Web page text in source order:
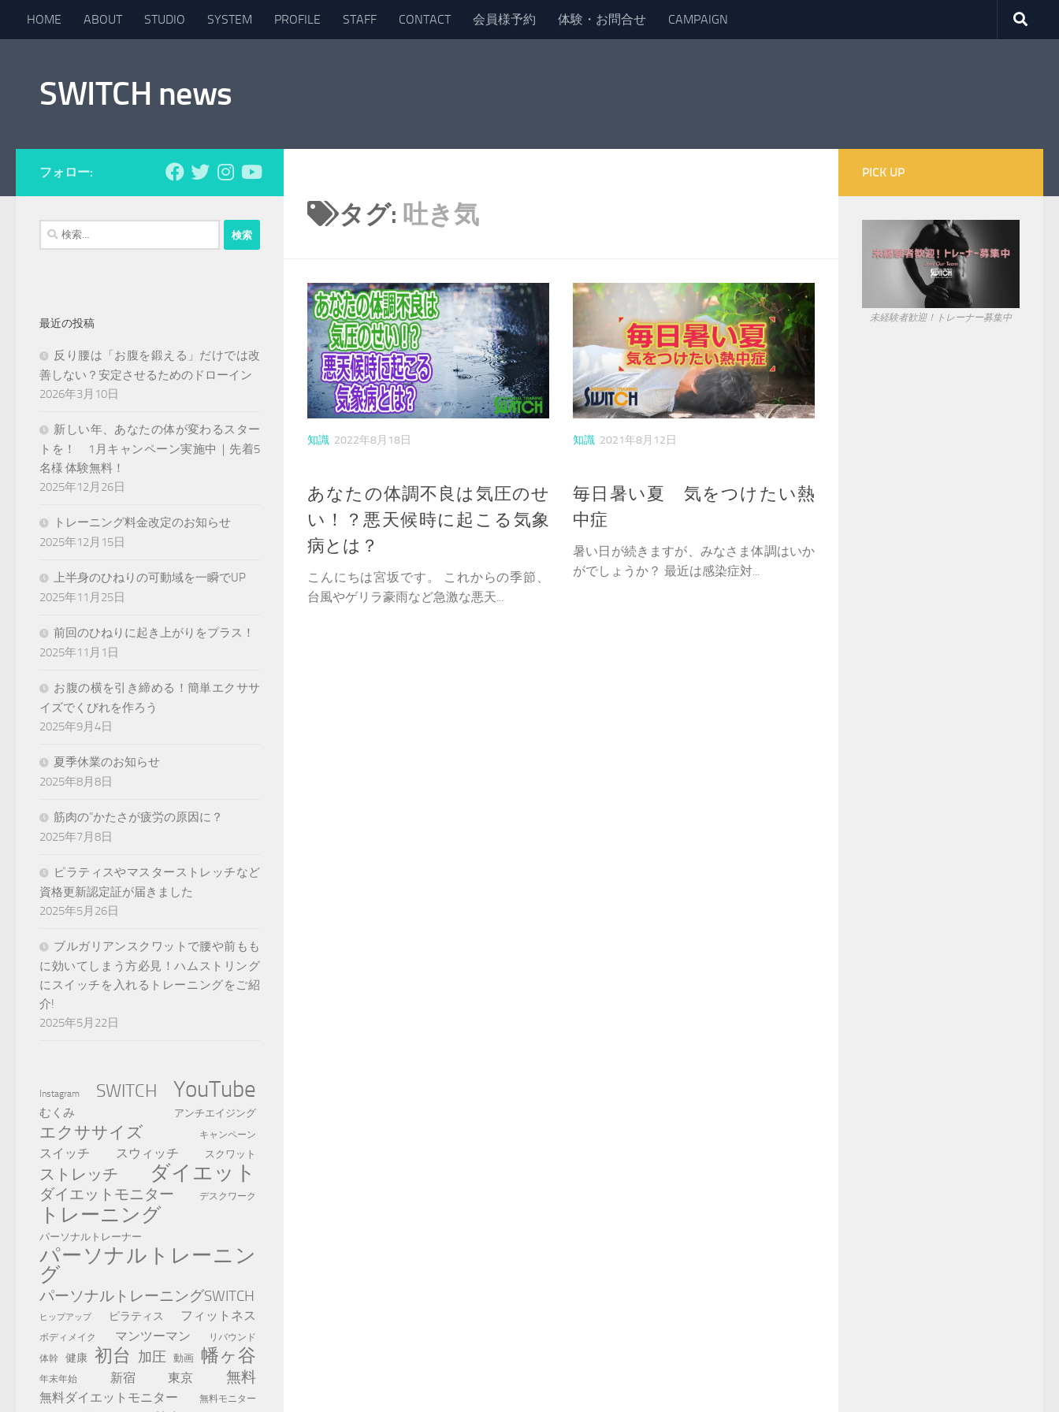
コンテンツへスキップ
HOME ABOUT STUDIO SYSTEM PROFILE STAFF CONTACT 会員様予約 体験・お問合せ CAMPAIGN
SWITCH news
タグ: 吐き気
知識 2022年8月18日
あなたの体調不良は気圧のせ
い！？悪天候時に起こる気象
病とは？
こんにちは宮坂です。 これからの季節、
台風やゲリラ豪雨など急激な悪天...
知識 2021年8月12日
毎日暑い夏 気をつけたい熱
中症
暑い日が続きますが、みなさま体調はいか
がでしょうか？ 最近は感染症対...
フォロー:
検
索:
最近の投稿
反り腰は「お腹を鍛える」だけでは改
善しない？安定させるためのドローイン
2026年3月10日
新しい年、あなたの体が変わるスター
トを！ 1月キャンペーン実施中｜先着5
名様 体験無料！
2025年12月26日
トレーニング料金改定のお知らせ
2025年12月15日
上半身のひねりの可動域を一瞬でUP
2025年11月25日
前回のひねりに起き上がりをプラス！
2025年11月1日
お腹の横を引き締める！簡単エクササ
イズでくびれを作ろう
2025年9月4日
夏季休業のお知らせ
2025年8月8日
筋肉の”かたさが疲労の原因に？
2025年7月8日
ピラティスやマスターストレッチなど
資格更新認定証が届きました
2025年5月26日
ブルガリアンスクワットで腰や前もも
に効いてしまう方必見！ハムストリング
にスイッチを入れるトレーニングをご紹
介!
2025年5月22日
Instagram SWITCH YouTube
むくみ アンチエイジング
エクササイズ キャンペーン
スイッチ スウィッチ スクワット
ストレッチ ダイエット
ダイエットモニター デスクワーク
トレーニング
パーソナルトレーナー
パーソナルトレーニン
グ
パーソナルトレーニングSWITCH
ヒップアップ ピラティス フィットネス
ボディメイク マンツーマン
リバウンド
体幹
健康 初台 加圧 動画 幡ヶ谷
年末年始 新宿 東京 無料
無料ダイエットモニター 無料モニター
PICK UP
未経験者歓迎！トレーナー募集中